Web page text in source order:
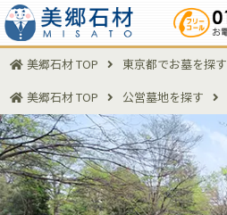
美郷石材 TOP 東京都でお墓を探す
美郷石材 TOP
公営墓地を探す